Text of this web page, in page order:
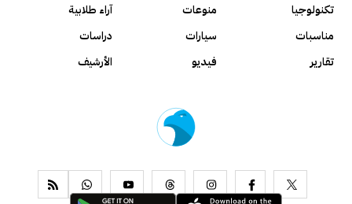
تكنولوجيا
منوعات
آراء طلابية
مناسبات
سيارات
دراسات
تقارير
فيديو الأرشيف